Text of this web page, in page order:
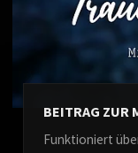
BEITRAG ZUR
Funktioniert